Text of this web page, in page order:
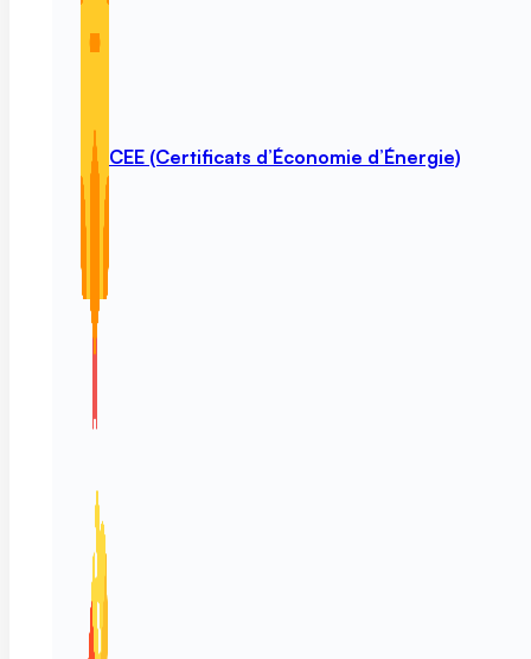
CEE (Certificats d’Économie d’Énergie)